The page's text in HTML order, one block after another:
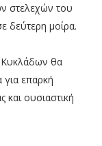
στελεχών του
δεύτερη μοίρα.
θα
για επαρκή
και ουσιαστική